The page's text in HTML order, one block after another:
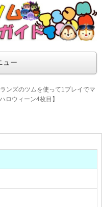
攻略・裏ワザ徹底
ツムツム攻略サイト！新ツ
％楽しめるサイトを目指し
ュー
ンズのツムを使って1プレイでマ
ロウィーン4枚目】